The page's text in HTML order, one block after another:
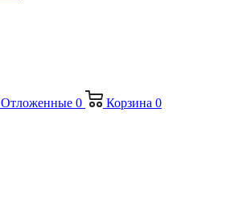
Отложенные 0 Корзина 0